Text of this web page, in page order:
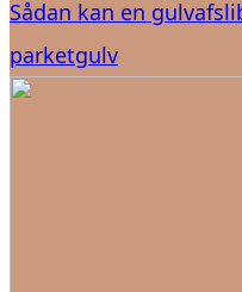
Sådan kan en
parketgulv